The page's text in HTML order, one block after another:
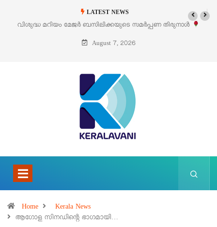
LATEST NEWS
സമർപ്പണ തിരുനാൾ
‘പെറ്റൽസ്’ ലൈഫ് സ്റ്റൈൽ എക്സിബിഷനും
August 7, 2026
Home
Kerala News
ആഗോള സിനഡിന്റെ ഭാഗമായി…